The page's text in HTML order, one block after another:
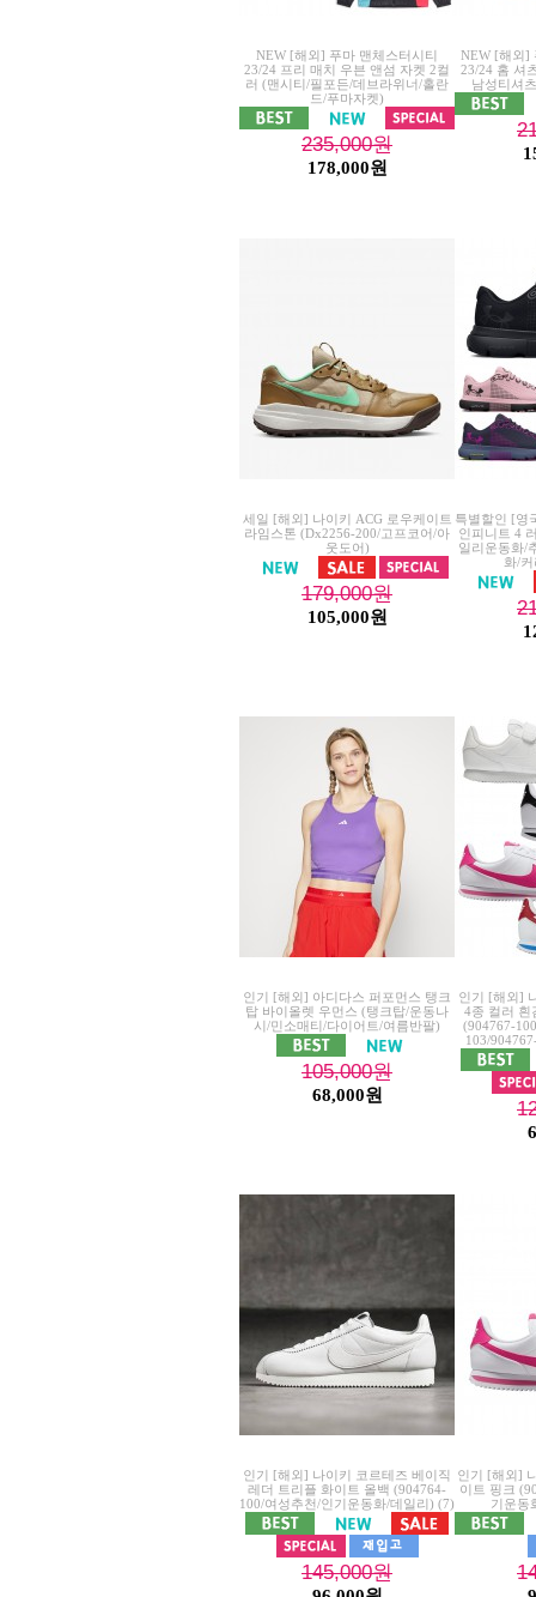
NEW [해외] 푸마 맨체스터시티
23/24 프리 매치 우븐 앤섬 자켓 2컬
러 (맨시티/필포든/데브라위너/홀란
드/푸마자켓)
235,000원
178,000원
NEW [해외]
23/24 홈 셔
남성티셔
세일 [해외] 나이키 ACG 로우케이트
라임스톤 (Dx2256-200/고프코어/아
웃도어)
179,000원
105,000원
특별할인 [영
인피니트 4
일리운동화/
화/
인기 [해외] 아디다스 퍼포먼스 탱크
탑 바이올렛 우먼스 (탱크탑/운동나
시/민소매티/다이어트/여름반팔)
105,000원
68,000원
인기 [해외]
4종 컬러 흰
(904767-
103/
인기 [해외] 나이키 코르테즈 베이직
레더 트리플 화이트 올백 (904764-
100/여성추천/인기운동화/데일리) (7)
145,000원
인기 [해외]
이트 핑크
기운동